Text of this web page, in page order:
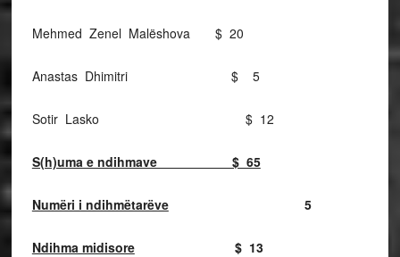
Mehmed Zenel Malëshova $ 20
Anastas Dhimitri $ 5
Sotir Lasko $ 12
S(h)uma e ndihmave $ 65
Numëri i ndihmëtarëve5
Ndihma midisore$ 13